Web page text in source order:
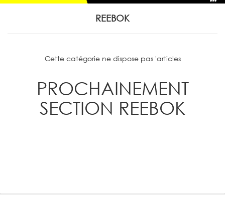
REEBOK
Cette catégorie ne dispose pas 'articles
PROCHAINEMENT
SECTION REEBOK